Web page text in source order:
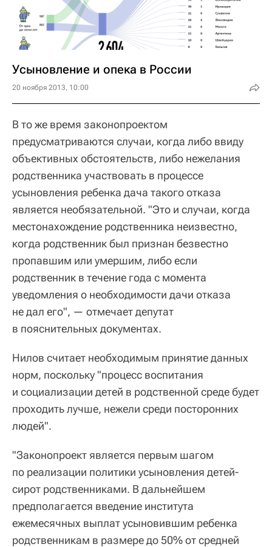
Усыновление и опека в России
20 ноября 2013, 10:00
В то же время законопроектом
предусматриваются случаи, когда либо ввиду
объективных обстоятельств, либо нежелания
родственника участвовать в процессе
усыновления ребенка дача такого отказа
является необязательной. "Это и случаи, когда
местонахождение родственника неизвестно,
когда родственник был признан безвестно
пропавшим или умершим, либо если
родственник в течение года с момента
уведомления о необходимости дачи отказа
не дал его", — отмечает депутат
в пояснительных документах.
Нилов считает необходимым принятие данных
норм, поскольку "процесс воспитания
и социализации детей в родственной среде будет
проходить лучше, нежели среди посторонних
людей".
"Законопроект является первым шагом
по реализации политики усыновления детей-
сирот родственниками. В дальнейшем
предполагается введение института
ежемесячных выплат усыновившим ребенка
родственникам в размере до 50% от средней